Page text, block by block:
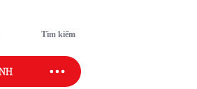
Tìm kiếm
SAO SPORT